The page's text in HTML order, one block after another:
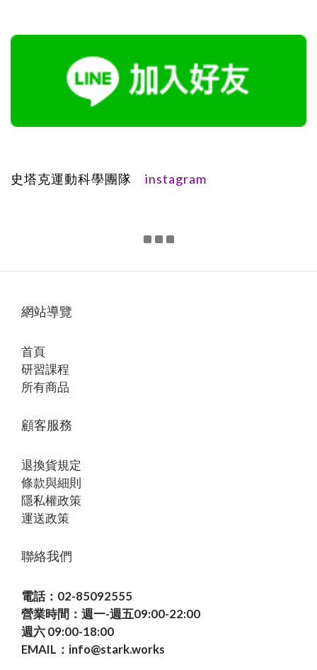
史塔克運動科學團隊 instagram
網站導覽
首頁
研習課程
所有商品
顧客服務
退換貨規定
條款與細則
隱私權政策
運送政策
聯絡我們
電話：02-85092555
營業時間：週一-週五09:00-22:00
週六 09:00-18:00
EMAIL：info@stark.works